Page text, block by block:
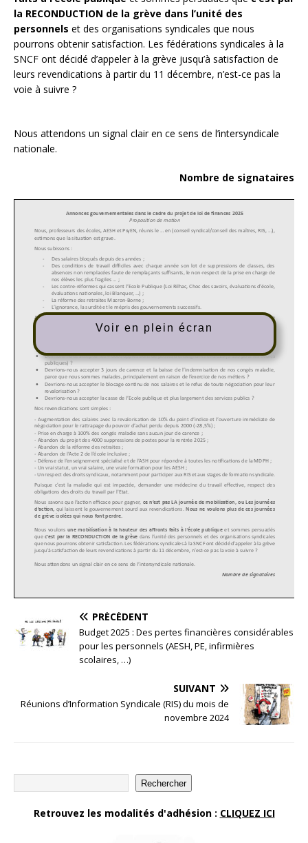
la RECONDUCTION de la grève dans l’unité des
personnels et des organisations syndicales que nous
pourrons obtenir satisfaction. Les fédérations syndicales à la
SNCF ont décidé d’appeler à la grève jusqu’à satisfaction de
leurs revendications à partir du 11 décembre, n’est-ce pas la
voie à suivre ?
Nous attendons un signal clair en ce sens de l’intersyndicale
nationale.
Nombre de signataires
Voir en plein écran
PRÉCÉDENT
Budget 2025 : Des pertes financières considérables
pour les personnels (AESH, PE, infirmières
scolaires, …)
SUIVANT
Réunions d’Information Syndicale (RIS) du mois de
novembre 2024
Rechercher
Retrouvez les modalités d'adhésion : CLIQUEZ ICI